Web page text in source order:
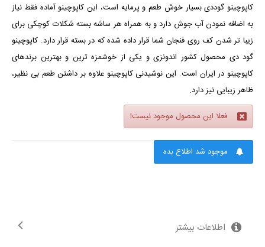
کاپوچینو گوددی بسیار خوش طعم و پرمایه است، این کاپوچینو آماده فقط نیاز
به اضافه نمودن آب جوش دارد و به همراه هر ساشه بسته شکلات کوچکی برای
زیبا تر شدن کف روی فنجان شما قرار داده شده که در بسته قرار دارد. کاپوچینو
گود دی محصول کشور اندونزی و یکی از خوشمزه ترین و بهترین برندهای
کاپوچینو در ایران است. این نوشیدنی کاپوچینو علاوه بر داشتن طعم بی نظیر،
ظاهر زیبایی نیز دارد.
فعلا این محصول موجود نیست!
موجود شد اطلاع بده
اطلاعات بیشتر